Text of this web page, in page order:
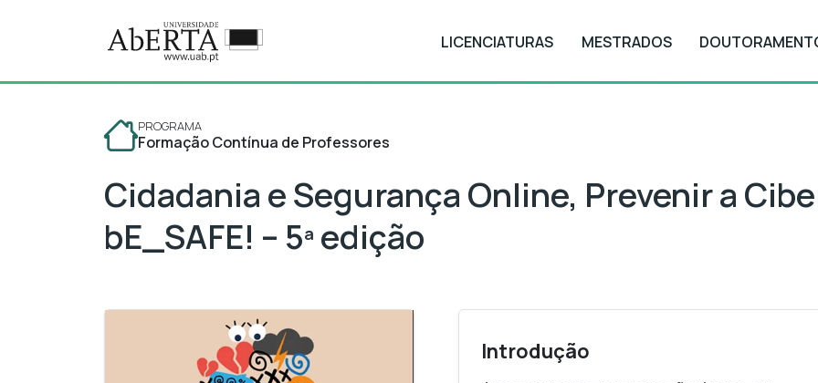
Ir para o conteúdo principal LICENCIATURAS MESTRADOS
PPFCP: Cidadania e Segurança Online, Prevenir a Ciberviolência: bE_SAFE!
PROGRAMA
Formação Contínua de Professores
Cidadania e Segurança Online, Prevenir a
bE_SAFE! – 5ª edição
Introdução